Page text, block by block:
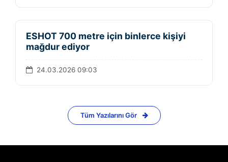
ESHOT 700 metre için binlerce kişiyi
mağdur ediyor
24.03.2026 09:03
Tüm Yazılarını Gör